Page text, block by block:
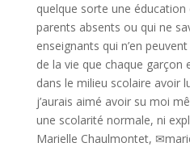
quelque sorte une éducation
parents absents ou qui ne
enseignants qui n’en
de la vie que chaque garçon
dans le milieu scolaire avoir
j’aurais aimé avoir su moi
une scolarité normale, ni
Marielle Chaulmontet,